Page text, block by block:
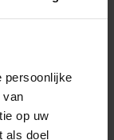
persoonlijke
van
op uw
als doel